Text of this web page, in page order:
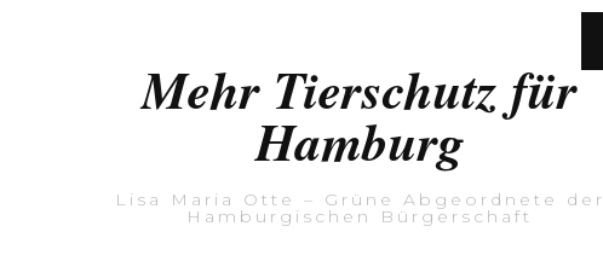
Mehr Tierschutz für
Hamburg
Lisa Maria Otte – Grüne Abgeordnete der
Hamburgischen Bürgerschaft